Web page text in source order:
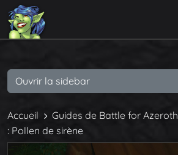
Accueil Guides de Battle for Azeroth
: Pollen de sirène
Ouvrir la sidebar